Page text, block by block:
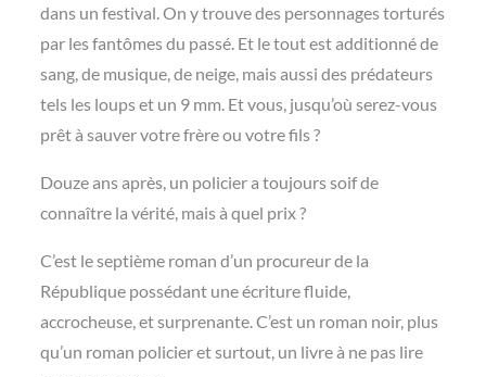
dans un festival. On y trouve des personnages torturés
par les fantômes du passé. Et le tout est additionné de
sang, de musique, de neige, mais aussi des prédateurs
tels les loups et un 9 mm. Et vous, jusqu’où serez-vous
prêt à sauver votre frère ou votre fils ?
Douze ans après, un policier a toujours soif de
connaître la vérité, mais à quel prix ?
C’est le septième roman d’un procureur de la
République possédant une écriture fluide,
accrocheuse, et surprenante. C’est un roman noir, plus
qu’un roman policier et surtout, un livre à ne pas lire